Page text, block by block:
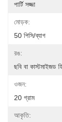
পার্টি সজ্জা
মোড়ক:
50 পিসি/ব্যাগ
রঙ:
ছবি বা কাস্টমাইজড
ওজন:
20 গ্রাম
আকৃতি: